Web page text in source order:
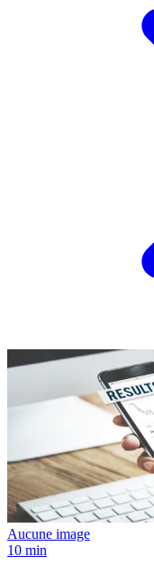
Aucune image
10 min